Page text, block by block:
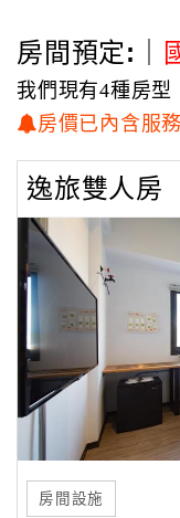
點館。
本館為故事與創意
風，擁有簡潔、明
點。 本館提供中西
商品、農特產品等
性；更有提供會議
軟硬體設備及服務
房間預定:｜
我們現有4種房型
房價已內含服
逸旅雙人房
房間設施